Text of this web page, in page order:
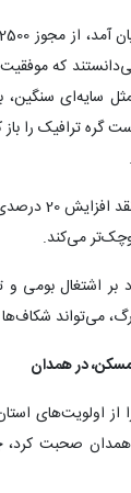
که
سایه‌ای سنگین،
ترافیک را باز
حمید‌رضا
می‌کند.
بر اشتغال بومی
می‌تواند
در همدان
از اولویت‌های
صحبت کرد،